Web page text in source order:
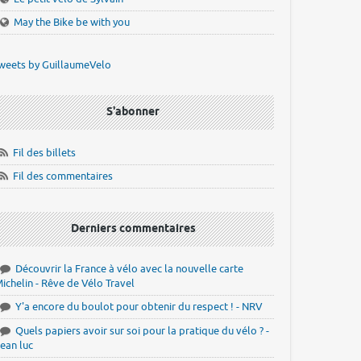
May the Bike be with you
by GuillaumeVelo
S'abonner
Fil des billets
Fil des commentaires
Derniers commentaires
Découvrir la France à vélo avec la nouvelle carte
- Rêve de Vélo Travel
Y'a encore du boulot pour obtenir du respect ! - NRV
Quels papiers avoir sur soi pour la pratique du vélo ? -
luc